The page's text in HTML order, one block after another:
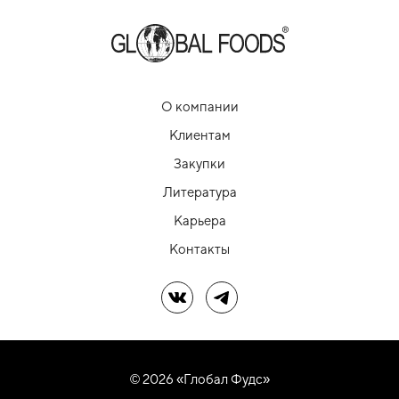
О компании
Клиентам
Закупки
Литература
Карьера
Контакты
Мы в ВКМы в Telegram
© 2026 «Глобал Фудс»